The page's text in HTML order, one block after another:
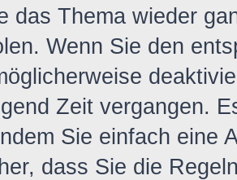
das Thema wieder
Wenn Sie den
Zeit vergangen.
Sie einfach eine
dass Sie die